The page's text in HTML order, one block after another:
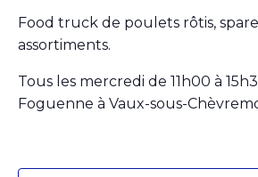
Food truck de poulets rôtis,
assortiments.
Tous les mercredi de 11h00 à
Foguenne à Vaux-sous-